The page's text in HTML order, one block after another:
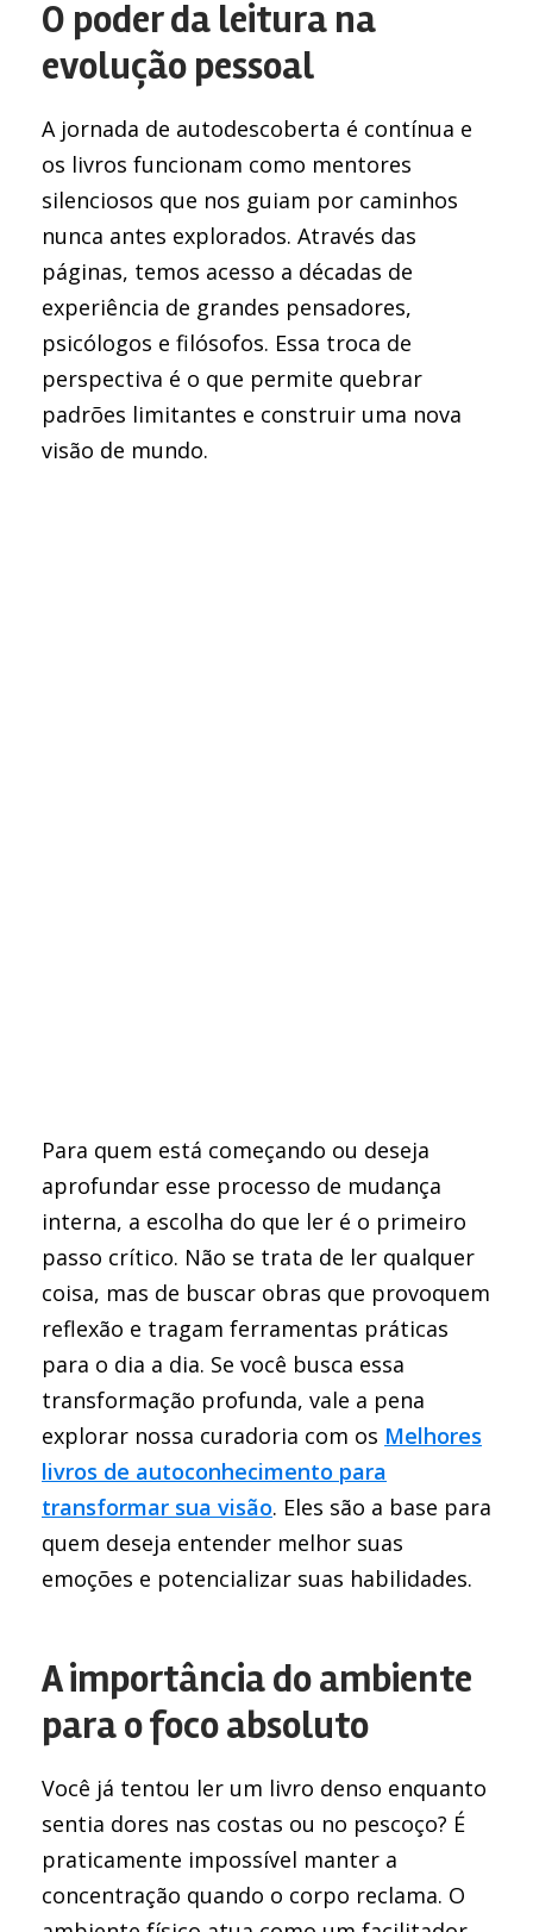
O poder da leitura na
evolução pessoal
A jornada de autodescoberta é contínua e
os livros funcionam como mentores
silenciosos que nos guiam por caminhos
nunca antes explorados. Através das
páginas, temos acesso a décadas de
experiência de grandes pensadores,
psicólogos e filósofos. Essa troca de
perspectiva é o que permite quebrar
padrões limitantes e construir uma nova
visão de mundo.
Para quem está começando ou deseja
aprofundar esse processo de mudança
interna, a escolha do que ler é o primeiro
passo crítico. Não se trata de ler qualquer
coisa, mas de buscar obras que provoquem
reflexão e tragam ferramentas práticas
para o dia a dia. Se você busca essa
transformação profunda, vale a pena
explorar nossa curadoria com os Melhores
livros de autoconhecimento para
transformar sua visão. Eles são a base para
quem deseja entender melhor suas
emoções e potencializar suas habilidades.
A importância do ambiente
para o foco absoluto
Você já tentou ler um livro denso enquanto
sentia dores nas costas ou no pescoço? É
praticamente impossível manter a
concentração quando o corpo reclama. O